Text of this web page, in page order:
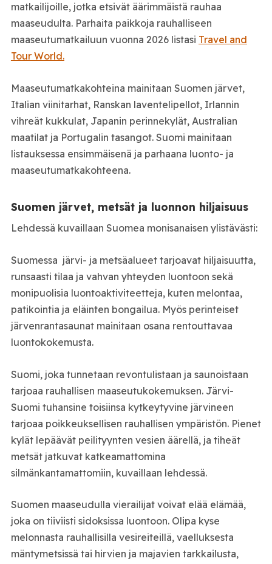
matkailijoille, jotka etsivät äärimmäistä rauhaa
maaseudulta. Parhaita paikkoja rauhalliseen
maaseutumatkailuun vuonna 2026 listasi Travel and
Tour World.
Maaseutumatkakohteina mainitaan Suomen järvet,
Italian viinitarhat, Ranskan laventelipellot, Irlannin
vihreät kukkulat, Japanin perinnekylät, Australian
maatilat ja Portugalin tasangot. Suomi mainitaan
listauksessa ensimmäisenä ja parhaana luonto- ja
maaseutumatkakohteena.
Suomen järvet, metsät ja luonnon hiljaisuus
Lehdessä kuvaillaan Suomea monisanaisen ylistävästi:
Suomessa järvi- ja metsäalueet tarjoavat hiljaisuutta,
runsaasti tilaa ja vahvan yhteyden luontoon sekä
monipuolisia luontoaktiviteetteja, kuten melontaa,
patikointia ja eläinten bongailua. Myös perinteiset
järvenrantasaunat mainitaan osana rentouttavaa
luontokokemusta.
Suomi, joka tunnetaan revontulistaan ja saunoistaan
tarjoaa rauhallisen maaseutukokemuksen. Järvi-
Suomi tuhansine toisiinsa kytkeytyvine järvineen
tarjoaa poikkeuksellisen rauhallisen ympäristön. Pienet
kylät lepäävät peilityynten vesien äärellä, ja tiheät
metsät jatkuvat katkeamattomina
silmänkantamattomiin, kuvaillaan lehdessä.
Suomen maaseudulla vierailijat voivat elää elämää,
joka on tiiviisti sidoksissa luontoon. Olipa kyse
melonnasta rauhallisilla vesireiteillä, vaelluksesta
mäntymetsissä tai hirvien ja majavien tarkkailusta,